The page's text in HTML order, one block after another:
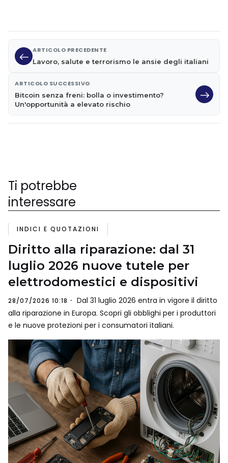
ARTICOLO PRECEDENTE
Lavoro, salute e terrorismo le ansie degli italiani
ARTICOLO SUCCESSIVO
Bitcoin senza freni: bolla o investimento?
Un'opportunità a elevato rischio
Ti potrebbe
interessare
INDICI E QUOTAZIONI
Diritto alla riparazione: dal 31
luglio 2026 nuove tutele per
elettrodomestici e dispositivi
28/07/2026 10:18
Dal 31 luglio 2026 entra in vigore il diritto
alla riparazione in Europa. Scopri gli obblighi per i produttori
e le nuove protezioni per i consumatori italiani.